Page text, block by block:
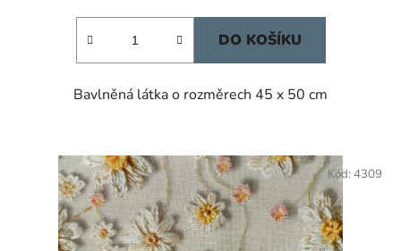
DO KOŠÍKU
Bavlněná látka o rozměrech 45 x 50 cm
Kód: 4309